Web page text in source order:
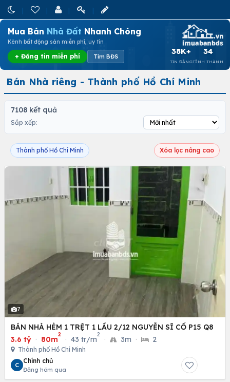
Mua Bán Nhà Đất Nhanh Chóng
Kênh bất động sản miễn phí, uy tín
+ Đăng tin miễn phí Tìm BĐS
38K+
TIN ĐĂNG
34
TỈNH THÀNH
Bán Nhà riêng - Thành phố Hồ Chí Minh
7108 kết quả
Sắp xếp:
Thành phố Hồ Chí Minh Xóa lọc nâng cao
7
BÁN NHÀ HẺM 1 TRỆT 1 LẦU 2/12 NGUYỄN SĨ CỐ P15 Q8
3.6 tỷ · 80m
2
· 43 tr/m
2
· 3m · 2
Thành phố Hồ Chí Minh
C
Chính chủ
Đăng hôm qua